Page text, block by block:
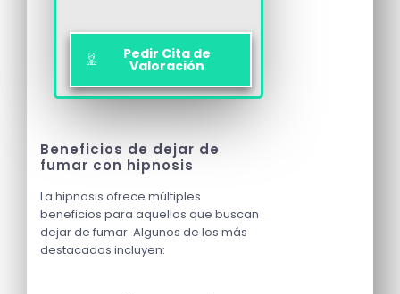
Pedir Cita de
Valoración
Beneficios de dejar de
fumar con hipnosis
La hipnosis ofrece múltiples
beneficios para aquellos que buscan
dejar de fumar. Algunos de los más
destacados incluyen: